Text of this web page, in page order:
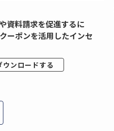
資料請求を促進するに
ーポンを活用したインセ
ウンロードする